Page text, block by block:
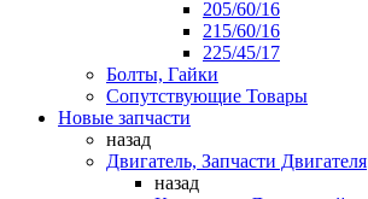
205/60/16
215/60/16
225/45/17
Болты, Гайки
Сопутствующие Товары
Новые запчасти
назад
Двигатель, Запчасти Двигателя
назад